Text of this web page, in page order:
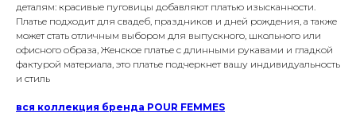
деталям: красивые пуговицы добавляют платью изысканности.
Платье подходит для свадеб, праздников и дней рождения, а также
может стать отличным выбором для выпускного, школьного или
офисного образа, Женское платье с длинными рукавами и гладкой
фактурой материала, это платье подчеркнет вашу индивидуальность
и стиль
вся коллекция бренда POUR FEMMES